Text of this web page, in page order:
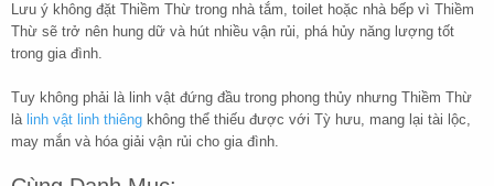
Lưu ý không đặt Thiềm Thừ trong nhà tắm, toilet hoặc nhà bếp vì Thiềm
Thừ sẽ trở nên hung dữ và hút nhiều vận rủi, phá hủy năng lượng tốt
trong gia đình.
Tuy không phải là linh vật đứng đầu trong phong thủy nhưng Thiềm Thừ
là linh vật linh thiêng không thể thiếu được với Tỳ hưu, mang lại tài lộc,
may mắn và hóa giải vận rủi cho gia đình.